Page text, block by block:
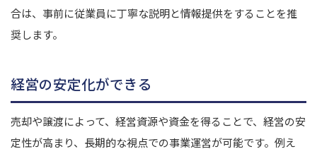
合は、事前に従業員に丁寧な説明と情報提供をすることを推
奨します。
経営の安定化ができる
売却や譲渡によって、経営資源や資金を得ることで、経営の安
定性が高まり、長期的な視点での事業運営が可能です。 例え